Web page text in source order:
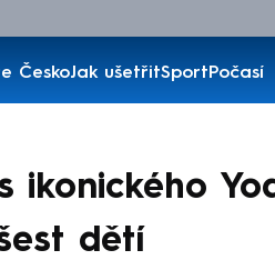
ČeskoJak ušetřitSportPočasí
ikonického
dětí